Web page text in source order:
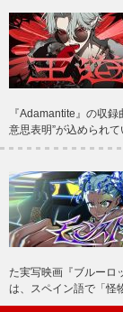
『Adamantite』の収
意思表明”が込められ
た実写映画『ブルーロ
は、スペイン語で「怪